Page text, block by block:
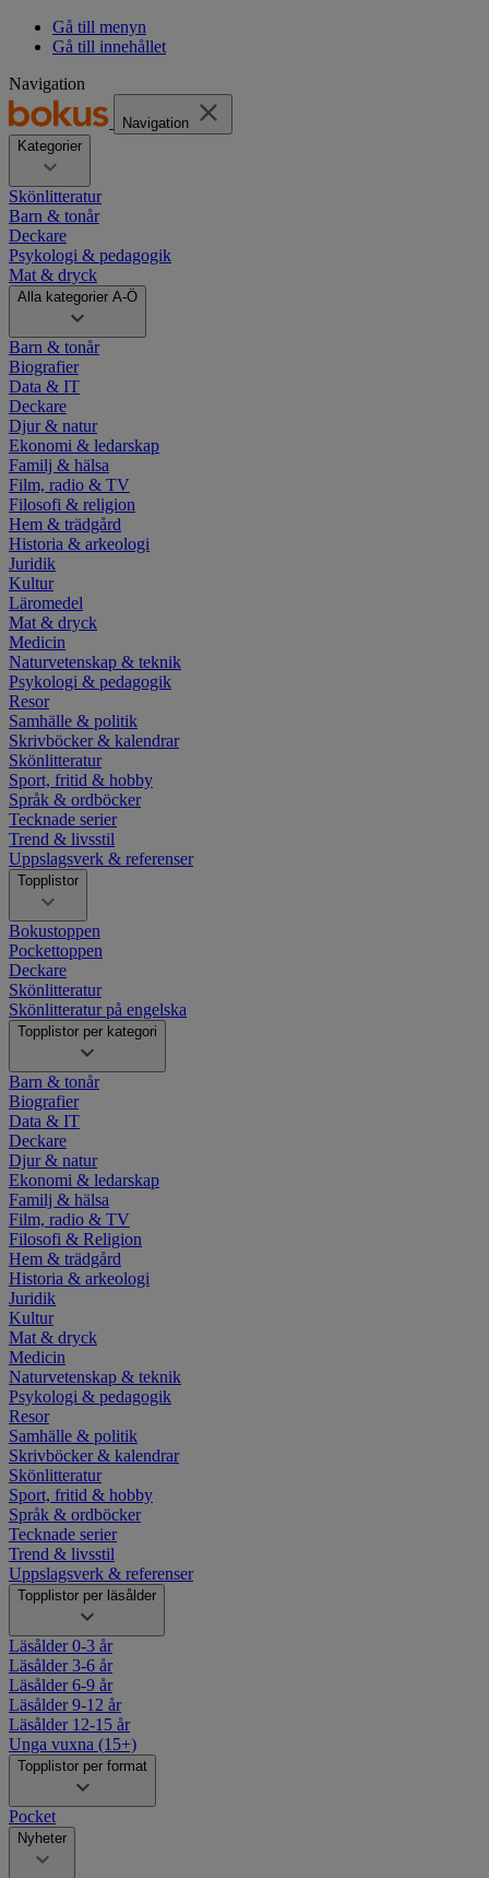
Gå till menyn
Gå till innehållet
Navigation
Navigation
Kategorier
Skönlitteratur
Barn & tonår
Deckare
Psykologi & pedagogik
Mat & dryck
Alla kategorier A-Ö
Barn & tonår
Biografier
Data & IT
Deckare
Djur & natur
Ekonomi & ledarskap
Familj & hälsa
Film, radio & TV
Filosofi & religion
Hem & trädgård
Historia & arkeologi
Juridik
Kultur
Läromedel
Mat & dryck
Medicin
Naturvetenskap & teknik
Psykologi & pedagogik
Resor
Samhälle & politik
Skrivböcker & kalendrar
Skönlitteratur
Sport, fritid & hobby
Språk & ordböcker
Tecknade serier
Trend & livsstil
Uppslagsverk & referenser
Topplistor
Bokustoppen
Pockettoppen
Deckare
Skönlitteratur
Skönlitteratur på engelska
Topplistor per kategori
Barn & tonår
Biografier
Data & IT
Deckare
Djur & natur
Ekonomi & ledarskap
Familj & hälsa
Film, radio & TV
Filosofi & Religion
Hem & trädgård
Historia & arkeologi
Juridik
Kultur
Mat & dryck
Medicin
Naturvetenskap & teknik
Psykologi & pedagogik
Resor
Samhälle & politik
Skrivböcker & kalendrar
Skönlitteratur
Sport, fritid & hobby
Språk & ordböcker
Tecknade serier
Trend & livsstil
Uppslagsverk & referenser
Topplistor per läsålder
Läsålder 0-3 år
Läsålder 3-6 år
Läsålder 6-9 år
Läsålder 9-12 år
Läsålder 12-15 år
Unga vuxna (15+)
Topplistor per format
Pocket
Nyheter